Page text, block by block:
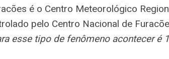
é o Centro Meteorológico
pelo Centro Nacional de
esse tipo de fenômeno acontecer é